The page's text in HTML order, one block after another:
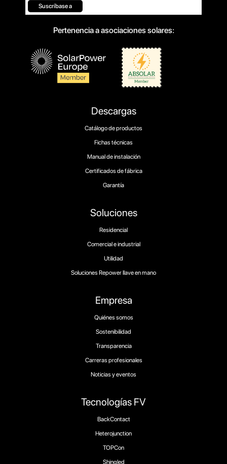
Tecnologías FV
BackContact
Heterojunction
TOPCon
Shingled
Empresa
Quiénes somos
Sostenibilidad
Transparencia
Carreras profesionales
Noticias y eventos
Soluciones
Residencial
Comercial e industrial
Utilidad
Soluciones Repower llave en mano
Descargas
Catálogo de productos
Fichas técnicas
Manual de instalación
Certificados de fábrica
Garantía
Suscríbase a
Pertenencia a asociaciones solares: